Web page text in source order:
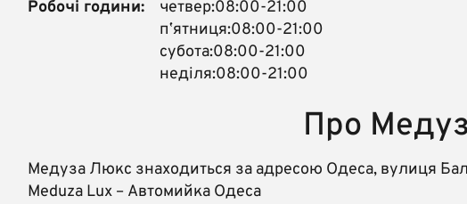
Робочі години:
четвер:08:00-21:00
пʼятниця:08:00-21:00
субота:08:00-21:00
неділя:08:00-21:00
Про
Медуза Люкс знаходиться за адресою Одеса, вулиця
Meduza Lux – Автомийка Одеса